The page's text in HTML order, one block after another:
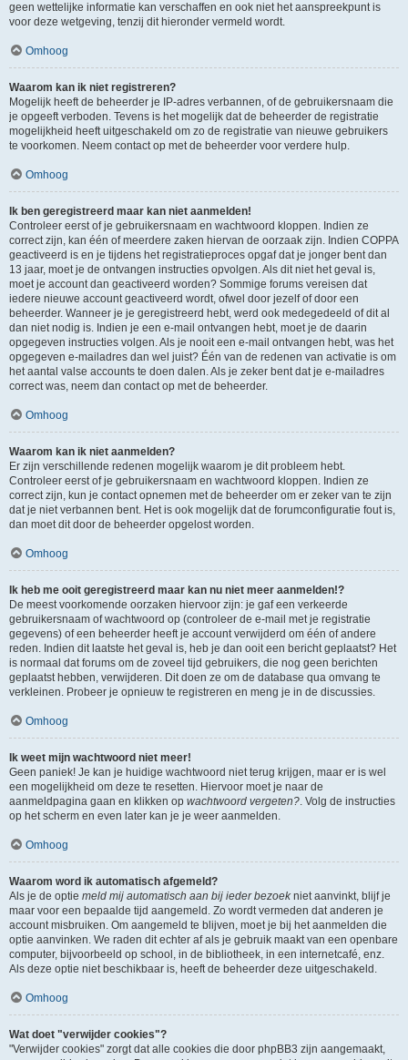
geen wettelijke informatie kan verschaffen en ook niet het aanspreekpunt is
voor deze wetgeving, tenzij dit hieronder vermeld wordt.
Omhoog
Waarom kan ik niet registreren?
Mogelijk heeft de beheerder je IP-adres verbannen, of de gebruikersnaam die
je opgeeft verboden. Tevens is het mogelijk dat de beheerder de registratie
mogelijkheid heeft uitgeschakeld om zo de registratie van nieuwe gebruikers
te voorkomen. Neem contact op met de beheerder voor verdere hulp.
Omhoog
Ik ben geregistreerd maar kan niet aanmelden!
Controleer eerst of je gebruikersnaam en wachtwoord kloppen. Indien ze
correct zijn, kan één of meerdere zaken hiervan de oorzaak zijn. Indien COPPA
geactiveerd is en je tijdens het registratieproces opgaf dat je jonger bent dan
13 jaar, moet je de ontvangen instructies opvolgen. Als dit niet het geval is,
moet je account dan geactiveerd worden? Sommige forums vereisen dat
iedere nieuwe account geactiveerd wordt, ofwel door jezelf of door een
beheerder. Wanneer je je geregistreerd hebt, werd ook medegedeeld of dit al
dan niet nodig is. Indien je een e-mail ontvangen hebt, moet je de daarin
opgegeven instructies volgen. Als je nooit een e-mail ontvangen hebt, was het
opgegeven e-mailadres dan wel juist? Één van de redenen van activatie is om
het aantal valse accounts te doen dalen. Als je zeker bent dat je e-mailadres
correct was, neem dan contact op met de beheerder.
Omhoog
Waarom kan ik niet aanmelden?
Er zijn verschillende redenen mogelijk waarom je dit probleem hebt.
Controleer eerst of je gebruikersnaam en wachtwoord kloppen. Indien ze
correct zijn, kun je contact opnemen met de beheerder om er zeker van te zijn
dat je niet verbannen bent. Het is ook mogelijk dat de forumconfiguratie fout is,
dan moet dit door de beheerder opgelost worden.
Omhoog
Ik heb me ooit geregistreerd maar kan nu niet meer aanmelden!?
De meest voorkomende oorzaken hiervoor zijn: je gaf een verkeerde
gebruikersnaam of wachtwoord op (controleer de e-mail met je registratie
gegevens) of een beheerder heeft je account verwijderd om één of andere
reden. Indien dit laatste het geval is, heb je dan ooit een bericht geplaatst? Het
is normaal dat forums om de zoveel tijd gebruikers, die nog geen berichten
geplaatst hebben, verwijderen. Dit doen ze om de database qua omvang te
verkleinen. Probeer je opnieuw te registreren en meng je in de discussies.
Omhoog
Ik weet mijn wachtwoord niet meer!
Geen paniek! Je kan je huidige wachtwoord niet terug krijgen, maar er is wel
een mogelijkheid om deze te resetten. Hiervoor moet je naar de
aanmeldpagina gaan en klikken op wachtwoord vergeten?. Volg de instructies
op het scherm en even later kan je je weer aanmelden.
Omhoog
Waarom word ik automatisch afgemeld?
Als je de optie meld mij automatisch aan bij ieder bezoekniet aanvinkt, blijf je
maar voor een bepaalde tijd aangemeld. Zo wordt vermeden dat anderen je
account misbruiken. Om aangemeld te blijven, moet je bij het aanmelden die
optie aanvinken. We raden dit echter af als je gebruik maakt van een openbare
computer, bijvoorbeeld op school, in de bibliotheek, in een internetcafé, enz.
Als deze optie niet beschikbaar is, heeft de beheerder deze uitgeschakeld.
Omhoog
Wat doet "verwijder cookies"?
"Verwijder cookies" zorgt dat alle cookies die door phpBB3 zijn aangemaakt,